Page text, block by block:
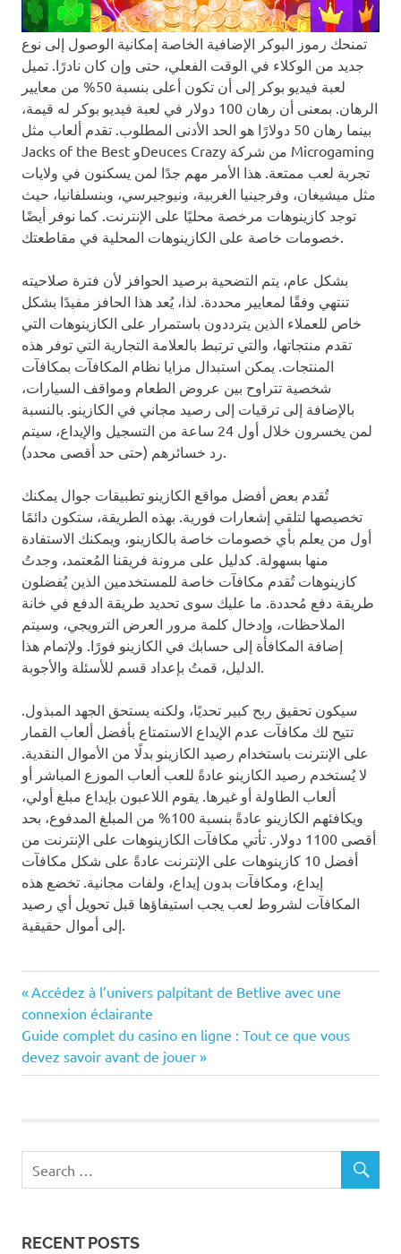
تمنحك رموز البوكر الإضافية الخاصة إمكانية الوصول إلى نوع
جديد من الوكلاء في الوقت الفعلي، حتى وإن كان نادرًا. تميل
لعبة فيديو بوكر إلى أن تكون أعلى بنسبة 50% من معايير
الرهان. بمعنى أن رهان 100 دولار في لعبة فيديو بوكر له قيمة،
بينما رهان 50 دولارًا هو الحد الأدنى المطلوب. تقدم ألعاب مثل
Jacks of the Best وDeuces Crazy من شركة Microgaming
تجربة لعب ممتعة. هذا الأمر مهم جدًا لمن يسكنون في ولايات
مثل ميشيغان، وفرجينيا الغربية، ونيوجيرسي، وبنسلفانيا، حيث
توجد كازينوهات مرخصة محليًا على الإنترنت. كما نوفر أيضًا
خصومات خاصة على الكازينوهات المحلية في مقاطعتك.
بشكل عام، يتم التضحية برصيد الحوافز لأن فترة صلاحيته
تنتهي وفقًا لمعايير محددة. لذا، يُعد هذا الحافز مفيدًا بشكل
خاص للعملاء الذين يترددون باستمرار على الكازينوهات التي
تقدم منتجاتها، والتي ترتبط بالعلامة التجارية التي توفر هذه
المنتجات. يمكن استبدال مزايا نظام المكافآت بمكافآت
شخصية تتراوح بين عروض الطعام ومواقف السيارات،
بالإضافة إلى ترقيات إلى رصيد مجاني في الكازينو. بالنسبة
لمن يخسرون خلال أول 24 ساعة من التسجيل والإيداع، سيتم
رد خسائرهم (حتى حد أقصى محدد).
تُقدم بعض أفضل مواقع الكازينو تطبيقات جوال يمكنك
تخصيصها لتلقي إشعارات فورية. بهذه الطريقة، ستكون دائمًا
أول من يعلم بأي خصومات خاصة بالكازينو، ويمكنك الاستفادة
منها بسهولة. كدليل على مرونة فريقنا المُعتمد، وجدتُ
كازينوهات تُقدم مكافآت خاصة للمستخدمين الذين يُفضلون
طريقة دفع مُحددة. ما عليك سوى تحديد طريقة الدفع في خانة
الملاحظات، وإدخال كلمة مرور العرض الترويجي، وسيتم
إضافة المكافأة إلى حسابك في الكازينو فورًا. ولإتمام هذا
الدليل، قمتُ بإعداد قسم للأسئلة والأجوبة.
سيكون تحقيق ربح كبير تحديًا، ولكنه يستحق الجهد المبذول.
تتيح لك مكافآت عدم الإيداع الاستمتاع بأفضل ألعاب القمار
على الإنترنت باستخدام رصيد الكازينو بدلًا من الأموال النقدية.
لا يُستخدم رصيد الكازينو عادةً للعب ألعاب الموزع المباشر أو
ألعاب الطاولة أو غيرها. يقوم اللاعبون بإيداع مبلغ أولي،
ويكافئهم الكازينو عادةً بنسبة 100% من المبلغ المدفوع، بحد
أقصى 1100 دولار. تأتي مكافآت الكازينوهات على الإنترنت من
أفضل 10 كازينوهات على الإنترنت عادةً على شكل مكافآت
إيداع، ومكافآت بدون إيداع، ولفات مجانية. تخضع هذه
المكافآت لشروط لعب يجب استيفاؤها قبل تحويل أي رصيد
إلى أموال حقيقية.
Post
navigation
Previous
Post:
Accédez à l’univers palpitant de Betlive avec une
connexion éclairante
Next
Post:
Guide complet du casino en ligne : Tout ce que vous
devez savoir avant de jouer
RECENT POSTS